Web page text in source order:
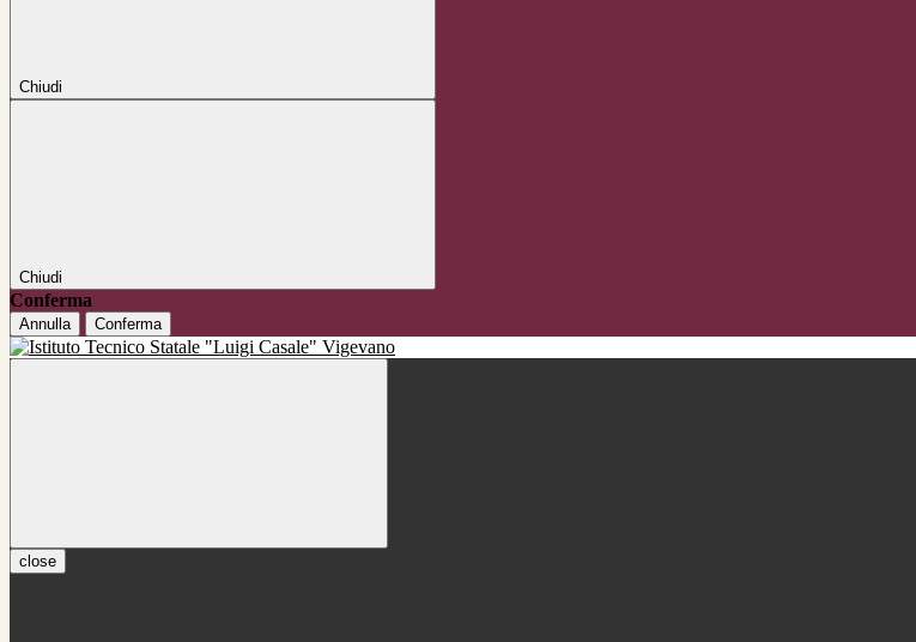
Chiudi
Chiudi
Conferma
Annulla Conferma
close